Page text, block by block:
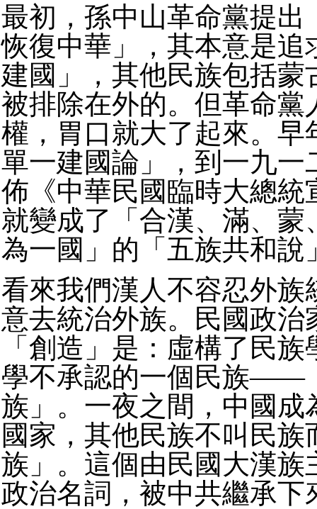
最初，孫中山革命黨提出
恢復中華」，其本意是追
建國」，其他民族包括蒙
被排除在外的。但革命黨
權，胃口就大了起來。早
單一建國論」，到一九一
佈《中華民國臨時大總統
就變成了「合漢、滿、蒙
為一國」的「五族共和說
看來我們漢人不容忍外族
意去統治外族。民國政治
「創造」是：虛構了民
學不承認的一個民族——
族」。一夜之間，中國成
國家，其他民族不叫民族
族」。這個由民國大漢族
政治名詞，被中共繼承下